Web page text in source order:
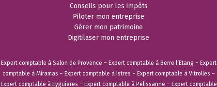
Conseils pour les impôts
Piloter mon entreprise
Gérer mon patrimoine
Digitilaser mon entreprise
Expert comptable à Salon de Provence – Expert comptable à Berre l’Etang– Expert
comptable à Miramas – Expert comptable à Istres – Expert comptable à Vitrolles –
Expert comptable à Eyguieres – Expert comptable à Pelissanne – Expert comptable